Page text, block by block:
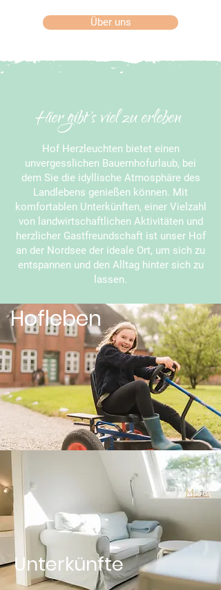
Über uns
Hier gibt's viel zu erleben
Hof Herzleuchten bietet einen
unvergesslichen Bauernhofurlaub, bei
dem Sie die idyllische Atmosphäre des
Landlebens genießen können. Mit
komfortablen Unterkünften, einer Vielzahl
von landwirtschaftlichen Aktivitäten und
herzlicher Gastfreundschaft ist unser Hof
an der Nordsee der ideale Ort, um sich zu
entspannen und den Alltag hinter sich zu
lassen.
Hofleben
Unterkünfte